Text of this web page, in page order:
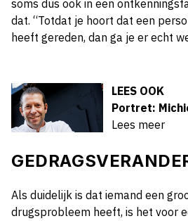
soms dus ook in een
dat. “Totdat je hoort dat een
heeft gereden, dan ga je er echt
LEES OOK
Portret:
Lees meer
Als duidelijk is dat iemand een
drugsprobleem heeft, is het voor